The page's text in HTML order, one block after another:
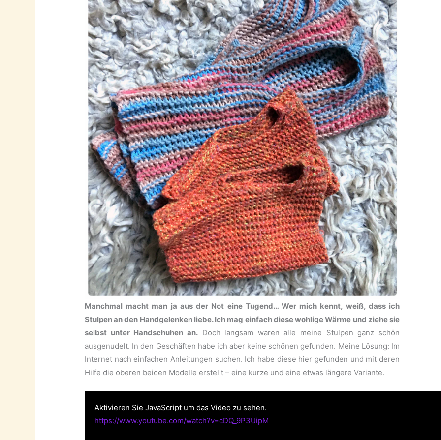
Manchmal macht man ja aus der Not eine Tugend… Wer mich kennt, weiß, dass ich
Stulpen an den Handgelenken liebe. Ich mag einfach diese wohlige Wärme und ziehe sie
selbst unter Handschuhen an.Doch langsam waren alle meine Stulpen ganz schön
ausgenudelt. In den Geschäften habe ich aber keine schönen gefunden. Meine Lösung: Im
Internet nach einfachen Anleitungen suchen. Ich habe diese hier gefunden und mit deren
Hilfe die oberen beiden Modelle erstellt – eine kurze und eine etwas längere Variante.
Aktivieren Sie JavaScript um das Video zu sehen.
https://www.youtube.com/watch?v=cDQ_9P3UipM